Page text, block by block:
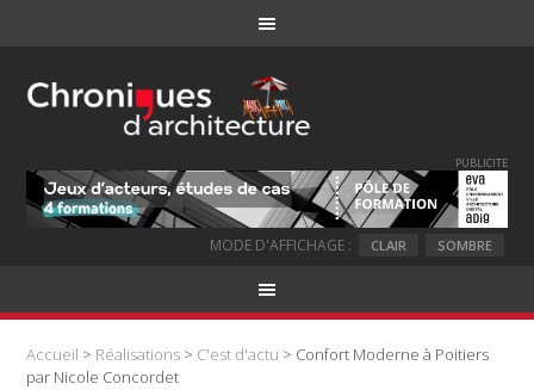
PUBLICITE
MODE D'AFFICHAGE : CLAIR SOMBRE
Accueil > Réalisations > C'est d'actu > Confort Moderne à Poitiers
par Nicole Concordet